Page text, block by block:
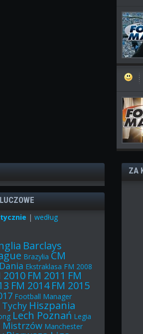
|według
Barclays
Brazylia CM
Dania Ekstraklasa FM 2008
2010 FM 2011 FM
FM 2014 FM 2015
Football Manager
Tychy Hiszpania
Lech Poznań Legia
Mistrzów Manchester
ZA